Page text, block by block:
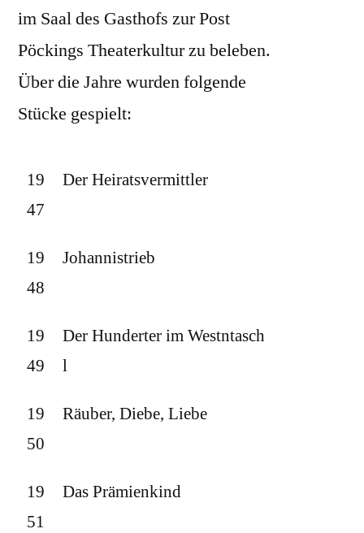
im Saal des Gasthofs zur Post
Pöckings Theaterkultur zu beleben.
Über die Jahre wurden folgende
Stücke gespielt:
19
47
Der Heiratsvermittler
19
48
Johannistrieb
19
49
Der Hunderter im Westntasch
l
19
50
Räuber, Diebe, Liebe
19
51
Das Prämienkind